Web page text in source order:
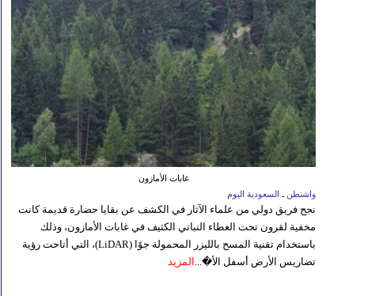
غابات الأمازون
واشنطن ـ السعودية اليوم
نجح فريق دولي من علماء الآثار في الكشف عن بقايا حضارة قديمة كانت
مخفية لقرون تحت الغطاء النباتي الكثيف في غابات الأمازون، وذلك
باستخدام تقنية المسح بالليزر المحمولة جوًا (LiDAR)، التي أتاحت رؤية
تضاريس الأرض أسفل الأ�... المزيد